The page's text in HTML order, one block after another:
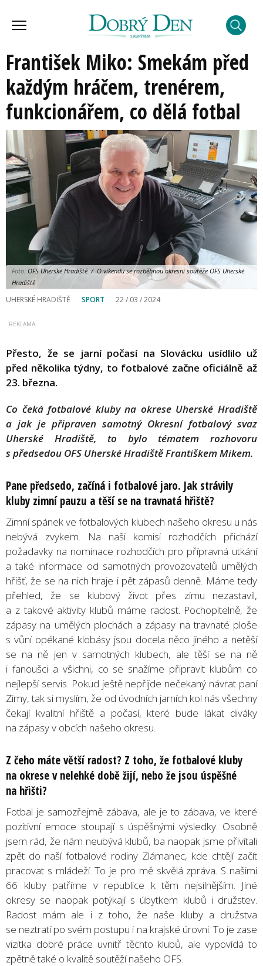
František Miko: Smekám před
každým hráčem, trenérem,
funkcionářem, co dělá fotbal
Foto: OFS Uherské Hradiště / O víkendu se rozběhnou okresní soutěže OFS Uherské
Hradiště
UHERSKÉ HRADIŠTĚ SPORT 22 / 03 / 2024
Přesto, že se jarní počasí na Slovácku usídlilo už
před několika týdny, to fotbalové začne oficiálně až
23. března.
Co čeká fotbalové kluby na okrese Uherské Hradiště
a jak je připraven samotný Okresní fotbalový svaz
Uherské Hradiště, to bylo tématem rozhovoru
s předsedou OFS Uherské Hradiště Františkem Mikem.
Pane předsedo, začíná i fotbalové jaro. Jak strávily
kluby zimní pauzu a těší se na travnatá hřiště?
Zimní spánek ve fotbalových klubech našeho okresu u nás
nebývá zvykem. Na naši komisi rozhodčích přichází
požadavky na nominace rozhodčích pro přípravná utkání
a také informace od samotných provozovatelů umělých
hřišť, že se na nich hraje i pět zápasů denně. Máme tedy
přehled, že se klubový život přes zimu nezastavil,
a z takové aktivity klubů máme radost. Pochopitelně, že
zápasy na umělých plochách a zápasy na travnaté ploše
s vůní opékané klobásy jsou docela něco jiného a netěší
se na ně jen v samotných klubech, ale těší se na ně
i fanoušci a všichni, co se snažíme připravit klubům co
nejlepší servis. Pokud ještě nepřijde nečekaný návrat paní
Zimy, tak si myslím, že od úvodních jarních kol nás všechny
čekají kvalitní hřiště a počasí, které bude lákat diváky
na zápasy v obcích našeho okresu.
Z čeho máte větší radost? Z toho, že fotbalové kluby
na okrese v nelehké době žijí, nebo že jsou úspěšné
na hřišti?
Fotbal je samozřejmě zábava, ale je to zábava, ve které
pozitivní emoce stoupají s úspěšnými výsledky. Osobně
jsem rád, že nám neubývá klubů, ba naopak jsme přivítali
zpět do naší fotbalové rodiny Zlámanec, kde chtějí začít
pracovat s mládeží. To je pro mě skvělá zpráva. S našimi
66 kluby patříme v republice k těm nejsilnějším. Jiné
okresy se naopak potýkají s úbytkem klubů i družstev.
Radost mám ale i z toho, že naše kluby a družstva
se neztratí po svém postupu i na krajské úrovni. To je zase
vizitka dobré práce uvnitř těchto klubů, ale vypovídá to
zpětně také o kvalitě soutěží našeho OFS.